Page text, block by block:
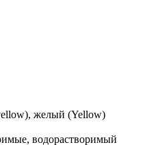
желый (Yellow)
водорастворимый